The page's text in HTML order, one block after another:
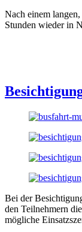
Nach einem
Stunden wieder in
Bei der
den Teilnehmern
mögliche